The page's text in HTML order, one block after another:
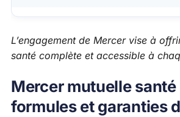
L’engagement de Mercer vise à
santé complète et accessible à
Mercer mutuelle santé
formules et garanties